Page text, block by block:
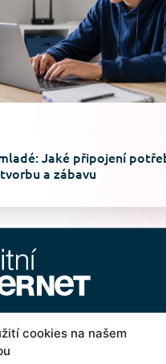
cookies na našem
Jaké připojení
a zábavu
internet.cz
Kvalitní internet ICTP, z.s.